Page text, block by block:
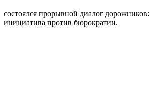
состоялся прорывной диалог дорожников:
инициатива против бюрократии.